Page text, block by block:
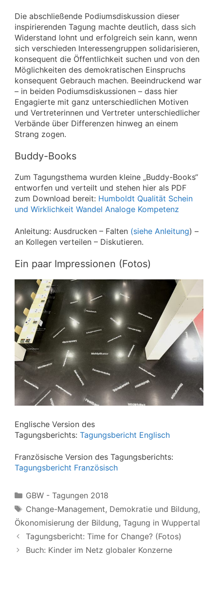
Die abschließende Podiumsdiskussion dieser
inspirierenden Tagung machte deutlich, dass sich
Widerstand lohnt und erfolgreich sein kann, wenn
sich verschieden Interessengruppen solidarisieren,
konsequent die Öffentlichkeit suchen und von den
Möglichkeiten des demokratischen Einspruchs
konsequent Gebrauch machen. Beeindruckend war
– in beiden Podiumsdiskussionen – dass hier
Engagierte mit ganz unterschiedlichen Motiven
und Vertreterinnen und Vertreter unterschiedlicher
Verbände über Differenzen hinweg an einem
Strang zogen.
Buddy-Books
Zum Tagungsthema wurden kleine „Buddy-Books“
entworfen und verteilt und stehen hier als PDF
zum Download bereit: Humboldt Qualität Schein
und Wirklichkeit Wandel Analoge Kompetenz
Anleitung: Ausdrucken – Falten (siehe Anleitung) –
an Kollegen verteilen – Diskutieren.
Ein paar Impressionen (Fotos)
Englische Version des
Tagungsberichts: Tagungsbericht Englisch
Französische Version des Tagungsberichts:
Tagungsbericht Französisch
Kategorien
GBW - Tagungen 2018
Schlagwörter
Change-Management, Demokratie und Bildung,
Ökonomisierung der Bildung, Tagung in Wuppertal
Tagungsbericht: Time for Change? (Fotos)
Buch: Kinder im Netz globaler Konzerne